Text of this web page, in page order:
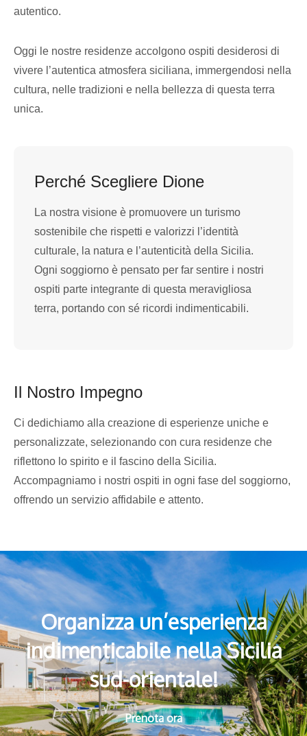
autentico.
Oggi le nostre residenze accolgono ospiti desiderosi di
vivere l’autentica atmosfera siciliana, immergendosi nella
cultura, nelle tradizioni e nella bellezza di questa terra
unica.
Perché Scegliere Dione
La nostra visione è promuovere un turismo
sostenibile che rispetti e valorizzi l’identità
culturale, la natura e l’autenticità della Sicilia.
Ogni soggiorno è pensato per far sentire i nostri
ospiti parte integrante di questa meravigliosa
terra, portando con sé ricordi indimenticabili.
Il Nostro Impegno
Ci dedichiamo alla creazione di esperienze uniche e
personalizzate, selezionando con cura residenze che
riflettono lo spirito e il fascino della Sicilia.
Accompagniamo i nostri ospiti in ogni fase del soggiorno,
offrendo un servizio affidabile e attento.
Organizza un’esperienza
indimenticabile nella Sicilia
sud-orientale!
Prenota ora